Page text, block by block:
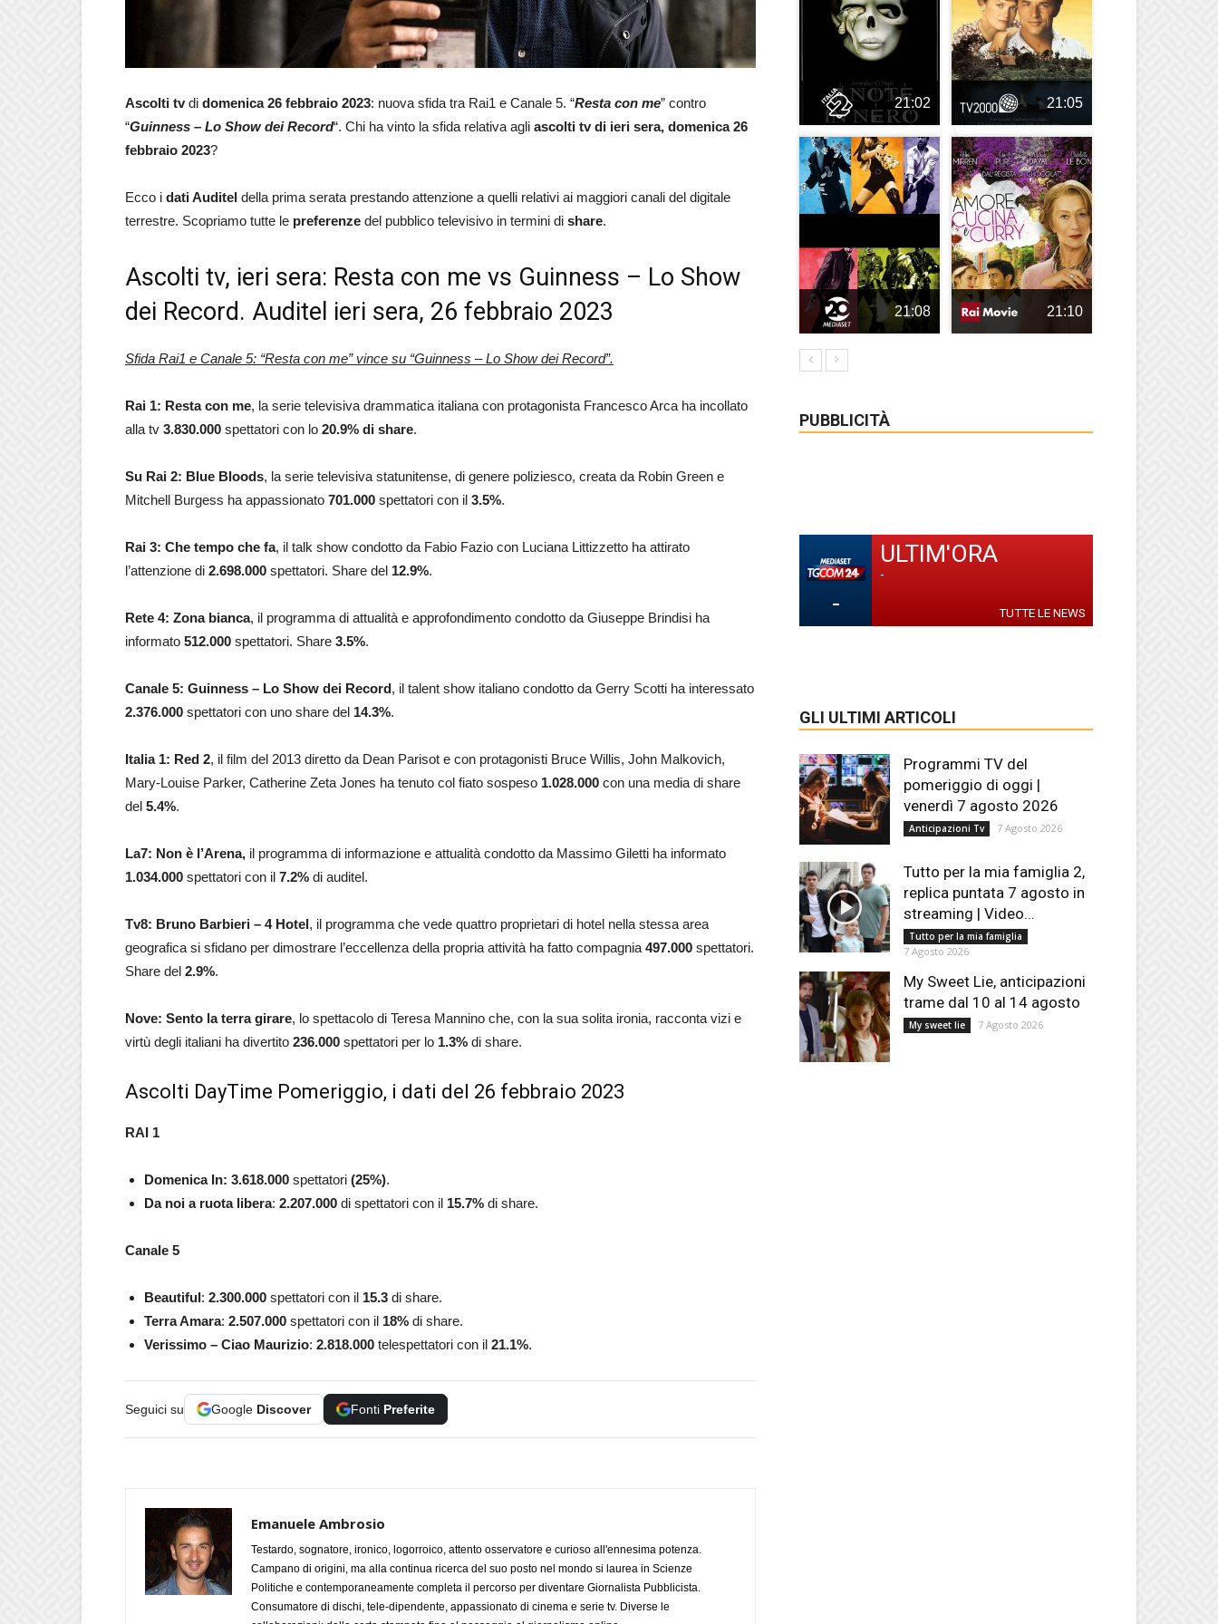
Ascolti tvdi domenica 26 febbraio 2023: nuova sfida tra Rai1 e Canale 5. “Resta con me” contro
“Guinness – Lo Show dei Record“. Chi ha vinto la sfida relativa agli ascolti tv di ieri sera, domenica 26
febbraio 2023?
Ecco i dati Auditel della prima serata prestando attenzione a quelli relativi ai maggiori canali del digitale
terrestre. Scopriamo tutte le preferenze del pubblico televisivo in termini di share.
Ascolti tv, ieri sera: Resta con me vs Guinness – Lo Show
dei Record. Auditel ieri sera, 26 febbraio 2023
Sfida Rai1 e Canale 5: “Resta con me” vince su “Guinness – Lo Show dei Record”.
Rai 1: Resta con me, la serie televisiva drammatica italiana con protagonista Francesco Arca ha incollato
alla tv 3.830.000 spettatori con lo 20.9% di share.
Su Rai 2: Blue Bloods, la serie televisiva statunitense, di genere poliziesco, creata da Robin Green e
Mitchell Burgess ha appassionato 701.000 spettatori con il 3.5%.
Rai 3: Che tempo che fa, il talk show condotto da Fabio Fazio con Luciana Littizzetto ha attirato
l’attenzione di 2.698.000 spettatori. Share del 12.9%.
Rete 4: Zona bianca, il programma di attualità e approfondimento condotto da Giuseppe Brindisi ha
informato 512.000 spettatori. Share 3.5%.
Canale 5: Guinness – Lo Show dei Record, il talent show italiano condotto da Gerry Scotti ha interessato
2.376.000 spettatori con uno share del 14.3%.
Italia 1: Red 2, il film del 2013 diretto da Dean Parisot e con protagonisti Bruce Willis, John Malkovich,
Mary-Louise Parker, Catherine Zeta Jones ha tenuto col fiato sospeso 1.028.000 con una media di share
del 5.4%.
La7: Non è l’Arena, il programma di informazione e attualità condotto da Massimo Giletti ha informato
1.034.000 spettatori con il 7.2% di auditel.
Tv8: Bruno Barbieri – 4 Hotel, il programma che vede quattro proprietari di hotel nella stessa area
geografica si sfidano per dimostrare l’eccellenza della propria attività ha fatto compagnia 497.000 spettatori.
Share del 2.9%.
Nove: Sento la terra girare, lo spettacolo di Teresa Mannino che, con la sua solita ironia, racconta vizi e
virtù degli italiani ha divertito 236.000 spettatori per lo 1.3% di share.
Ascolti DayTime Pomeriggio, i dati del 26 febbraio 2023
RAI 1
Domenica In: 3.618.000 spettatori (25%).
Da noi a ruota libera: 2.207.000 di spettatori con il 15.7% di share.
Canale 5
Beautiful: 2.300.000 spettatori con il 15.3 di share.
Terra Amara: 2.507.000 spettatori con il 18% di share.
Verissimo – Ciao Maurizio: 2.818.000 telespettatori con il 21.1%.
Seguici su Google Discover Fonti Preferite
Emanuele Ambrosio
Testardo, sognatore, ironico, logorroico, attento osservatore e curioso all'ennesima potenza.
Campano di origini, ma alla continua ricerca del suo posto nel mondo si laurea in Scienze
Politiche e contemporaneamente completa il percorso per diventare Giornalista Pubblicista.
Consumatore di dischi, tele-dipendente, appassionato di cinema e serie tv. Diverse le
21:02 21:05
21:08 21:10
PUBBLICITÀ
-
ULTIM'ORA
-
TUTTE LE NEWS
GLI ULTIMI ARTICOLI
Programmi TV del
pomeriggio di oggi |
venerdì 7 agosto 2026
Anticipazioni Tv 7 Agosto 2026
Tutto per la mia famiglia 2,
replica puntata 7 agosto in
streaming | Video...
Tutto per la mia famiglia
7 Agosto 2026
My Sweet Lie, anticipazioni
trame dal 10 al 14 agosto
My sweet lie 7 Agosto 2026